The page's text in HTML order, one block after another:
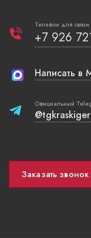
Телефон для связи
+7 926
Написать в
Официальный
Заказать звонок